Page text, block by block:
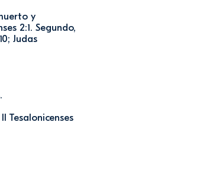
y
2:1. Segundo,
Judas
Tesa­lonicenses